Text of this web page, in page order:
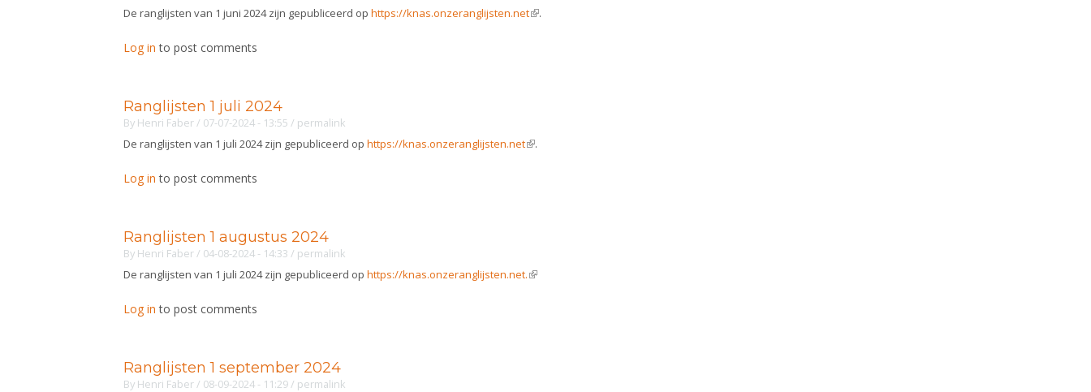
De ranglijsten van 1 juni 2024 zijn gepubliceerd op https://knas.onzeranglijsten.net(link is external)
.
Log in to post comments
Ranglijsten 1 juli 2024
By Henri Faber/ 07-07-2024 - 13:55 / permalink
De ranglijsten van 1 juli 2024 zijn gepubliceerd op https://knas.onzeranglijsten.net(link is external)
.
Log in to post comments
Ranglijsten 1 augustus 2024
By Henri Faber/ 04-08-2024 - 14:33 / permalink
De ranglijsten van 1 juli 2024 zijn gepubliceerd op https://knas.onzeranglijsten.net.(link is external)
Log in to post comments
Ranglijsten 1 september 2024
By Henri Faber/ 08-09-2024 - 11:29/ permalink